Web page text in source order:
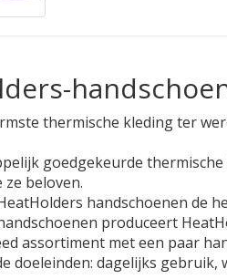
thermische kleding ter
goedgekeurde
beloven.
handschoenen de
produceert
assortiment met een paar
doeleinden: dagelijks